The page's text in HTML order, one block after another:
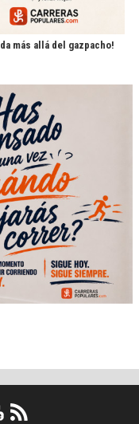
más allá del gazpacho!